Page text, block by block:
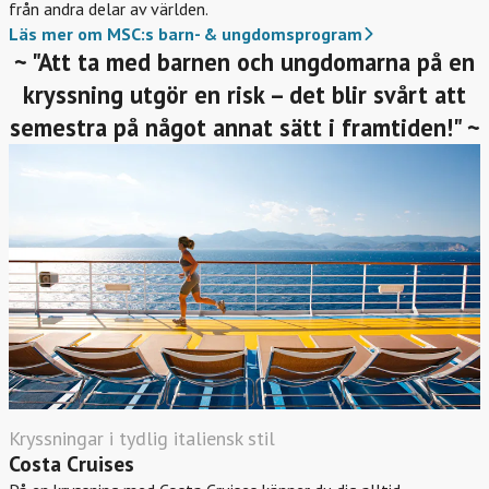
från andra delar av världen.
Läs mer om MSC:s barn- & ungdomsprogram
~ "Att ta med barnen och ungdomarna på en
kryssning utgör en risk – det blir svårt att
semestra på något annat sätt i framtiden!" ~
Kryssningar i tydlig italiensk stil
Costa Cruises